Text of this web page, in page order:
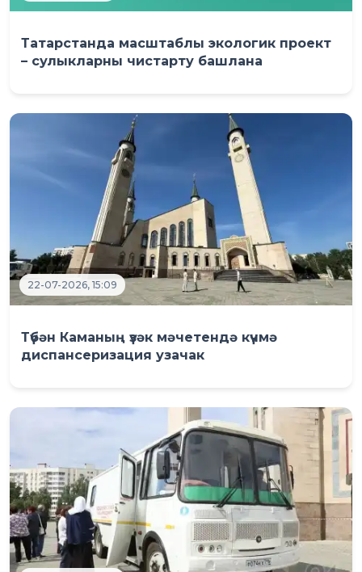
Татарстанда масштаблы экологик проект
– сулыкларны чистарту башлана
22-07-2026, 15:09
Түбән Каманың үзәк мәчетендә күчмә
диспансеризация узачак